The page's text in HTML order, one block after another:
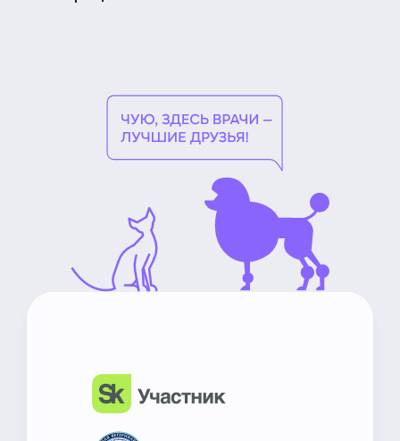
Удаление постоянного зуба -
трехкорневой, 2 категория
сложности
Удаление постоянного зуба -
двухкорневой, 1 категория
2 500 ₽
Удаление постоянного зуба -
3 500 ₽
Пластика дефектов мягких
тканей в полости рта и морды (3
категория)